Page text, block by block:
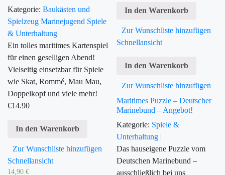
Kategorie: Baukästen und
Spielzeug Marinejugend Spiele
& Unterhaltung |
Ein tolles maritimes Kartenspiel
für einen geselligen Abend!
Vielseitig einsetzbar für Spiele
wie Skat, Rommé, Mau Mau,
Doppelkopf und viele mehr!
€14.90
In den Warenkorb
Zur Wunschliste hinzufügen
Schnellansicht
14,90 €
In den Warenkorb
Zur Wunschliste hinzufügen
Schnellansicht
In den Warenkorb
Zur Wunschliste hinzufügen
Maritimes Puzzle – Deutscher
Marinebund – Angebot!
Kategorie: Spiele &
Unterhaltung |
Das hauseigene Puzzle vom
Deutschen Marinebund –
ausschließlich bei uns